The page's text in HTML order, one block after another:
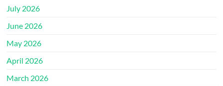
July 2026
June 2026
May 2026
April 2026
March 2026